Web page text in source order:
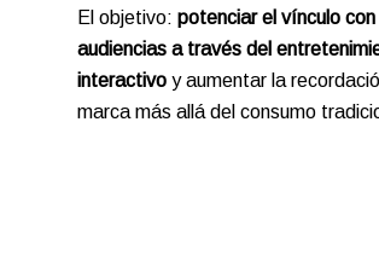
El objetivo:potenciar el vínculo
audiencias a través del
interactivo y aumentar la
marca más allá del consumo